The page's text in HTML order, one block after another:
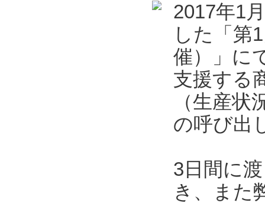
2017年1
した「第
催）」に
支援する
（生産
の呼び出
3日間に
き、また